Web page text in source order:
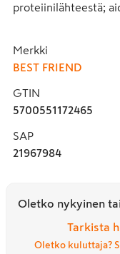
proteiinilähteestä;
Naturals Chicken
eikä lisäaineita, siksi
Aidosta lihasta,
herkku on helppo
käytettäväksi mm.
palkitsemisessa. Jos
Merkki
BEST FRIEND
GTIN
5700551172465
SAP
21967984
Oletko nykyinen
Tarkista
Oletko kuluttaja?